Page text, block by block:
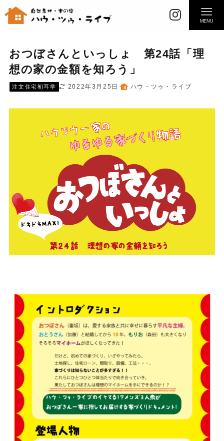
MENU
おつぼさんといっしょ 第24話「理
想の家の金額を知ろう」
注文住宅初耳学 2022年3月25日 ハウ・ツゥ・ライブ